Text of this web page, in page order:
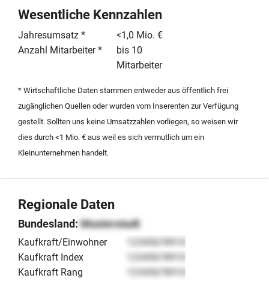
Mainz-Bingen, wobei aufgrund der überregionalen
sind. Gesucht wird eine wirtschaftlich attraktive
Lösung für den Markteintritt im Bereich der Zeitarbeit.
Der Erwerber strebt eine zügige Abwicklung an und
bittet um die Übermittlung relevanter Eckdaten zu den
bestehenden Genehmigungen sowie zur aktuellen
Wesentliche Kennzahlen
Jahresumsatz *
<1,0 Mio. €
Anzahl Mitarbeiter *
bis 10
Mitarbeiter
* Wirtschaftliche Daten stammen entweder aus öffentlich frei
zugänglichen Quellen oder wurden vom Inserenten zur Verfügung
gestellt. Sollten uns keine Umsatzzahlen vorliegen, so weisen wir
dies durch <1 Mio. € aus weil es sich vermutlich um ein
Kleinunternehmen handelt.
Regionale Daten
Bundesland: Musterstadt
Kaufkraft/Einwohner
12345678910
Kaufkraft Index
12345678910
Kaufkraft Rang
12345678910